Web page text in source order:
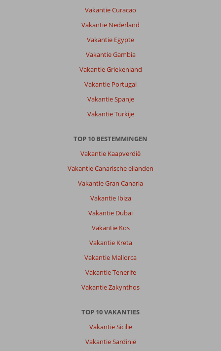
Vakantie Curacao
Vakantie Nederland
Vakantie Egypte
Vakantie Gambia
Vakantie Griekenland
Vakantie Portugal
Vakantie Spanje
Vakantie Turkije
TOP 10 BESTEMMINGEN
Vakantie Kaapverdië
Vakantie Canarische eilanden
Vakantie Gran Canaria
Vakantie Ibiza
Vakantie Dubai
Vakantie Kos
Vakantie Kreta
Vakantie Mallorca
Vakantie Tenerife
Vakantie Zakynthos
TOP 10 VAKANTIES
Vakantie Sicilië
Vakantie Sardinië